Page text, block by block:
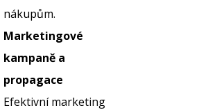
nákupům.
Marketingové
kampaně a
propagace
Efektivní marketing